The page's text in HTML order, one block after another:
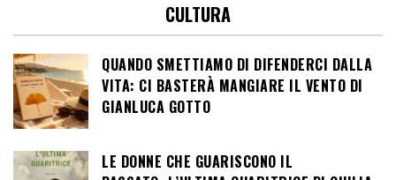
CULTURA
QUANDO SMETTIAMO DI DIFENDERCI DALLA
VITA: CI BASTERÀ MANGIARE IL VENTO DI
GIANLUCA GOTTO
LE DONNE CHE GUARISCONO IL